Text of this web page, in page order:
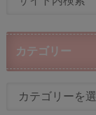
カテゴリー